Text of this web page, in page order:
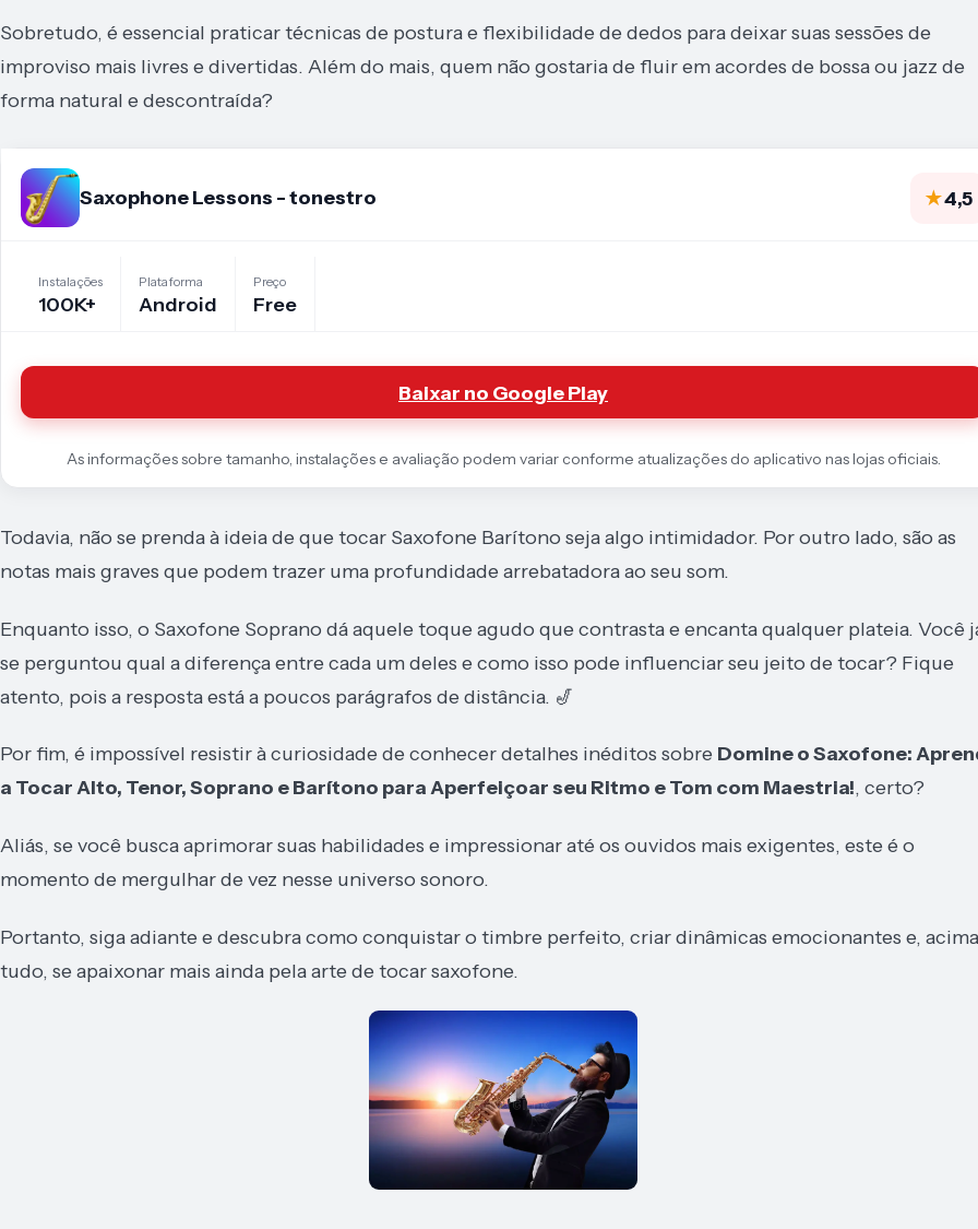
Sobretudo, é essencial praticar técnicas de postura e flexibilidade de dedos para deixar suas sessões de
improviso mais livres e divertidas. Além do mais, quem não gostaria de fluir em acordes de bossa ou jazz de
forma natural e descontraída?
Saxophone Lessons - tonestro ★4,5
Instalações
100K+
Plataforma
Android
Preço
Free
Baixar no Google Play
As informações sobre tamanho, instalações e avaliação podem variar conforme atualizações do aplicativo nas lojas oficiais.
Todavia, não se prenda à ideia de que tocar Saxofone Barítono seja algo intimidador. Por outro lado, são as
notas mais graves que podem trazer uma profundidade arrebatadora ao seu som.
Enquanto isso, o Saxofone Soprano dá aquele toque agudo que contrasta e encanta qualquer plateia. Você
se perguntou qual a diferença entre cada um deles e como isso pode influenciar seu jeito de tocar? Fique
atento, pois a resposta está a poucos parágrafos de distância. 🎷
Por fim, é impossível resistir à curiosidade de conhecer detalhes inéditos sobre Domine o Saxofone:
a Tocar Alto, Tenor, Soprano e Barítono para Aperfeiçoar seu Ritmo e Tom com Maestria!, certo?
Aliás, se você busca aprimorar suas habilidades e impressionar até os ouvidos mais exigentes, este é o
momento de mergulhar de vez nesse universo sonoro.
Portanto, siga adiante e descubra como conquistar o timbre perfeito, criar dinâmicas emocionantes e,
tudo, se apaixonar mais ainda pela arte de tocar saxofone.